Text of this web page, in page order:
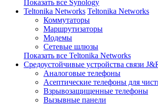
Показать все Synology
Teltonika Networks Teltonika Networks
Коммутаторы
Маршрутизаторы
Модемы
Сетевые шлюзы
Показать все Teltonika Networks
Средоустойчивые устройства связи
Аналоговые телефоны
Асептические телефоны для
Взрывозащищенные телефоны
Вызывные панели